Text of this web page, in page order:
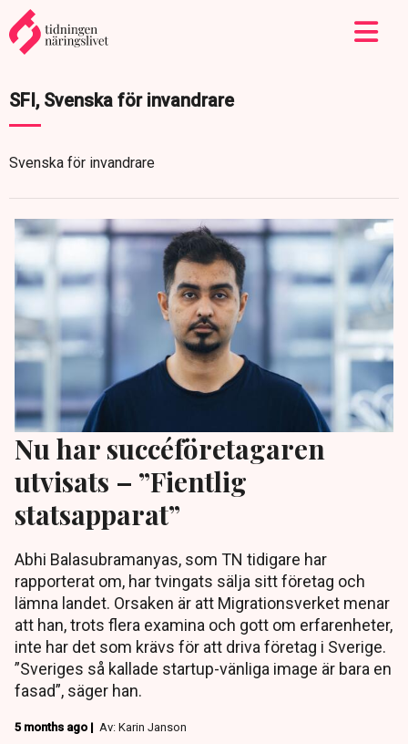
SFI, Svenska för invandrare
Svenska för invandrare
Nu har succéföretagaren
utvisats – ”Fientlig
statsapparat”
Abhi Balasubramanyas, som TN tidigare har
rapporterat om, har tvingats sälja sitt företag och
lämna landet. Orsaken är att Migrationsverket menar
att han, trots flera examina och gott om erfarenheter,
inte har det som krävs för att driva företag i Sverige.
”Sveriges så kallade startup-vänliga image är bara en
fasad”, säger han.
5 months ago | Av: Karin Janson